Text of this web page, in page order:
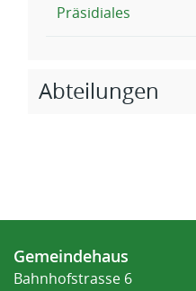
Präsidiales
Abteilungen
Fusszeile
Gemeindehaus
Bahnhofstrasse 6